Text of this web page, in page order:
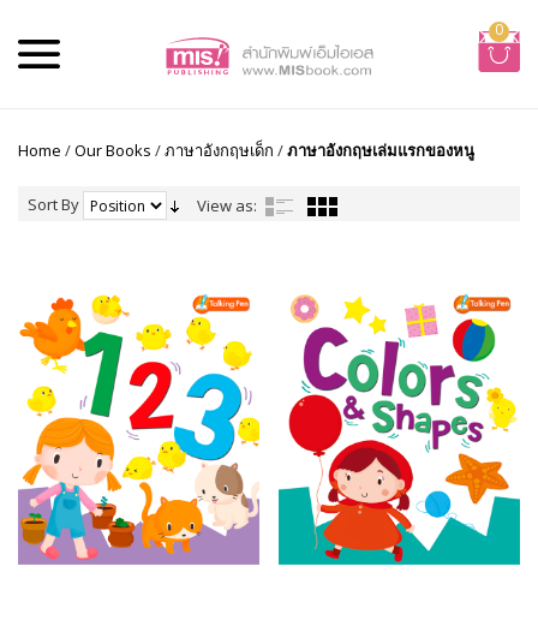
0
Home /Our Books /ภาษาอังกฤษเด็ก /ภาษาอังกฤษเล่มแรกของหนู
Sort By View as: